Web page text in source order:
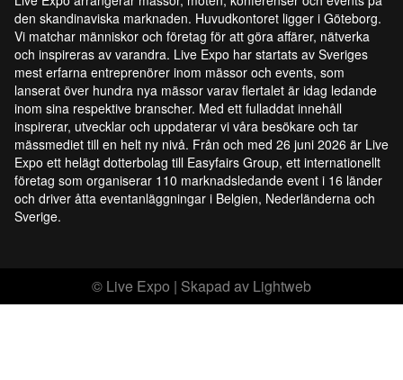
den skandinaviska marknaden. Huvudkontoret ligger i Göteborg.
Vi matchar människor och företag för att göra affärer, nätverka
och inspireras av varandra. Live Expo har startats av Sveriges
mest erfarna entreprenörer inom mässor och events, som
lanserat över hundra nya mässor varav flertalet är idag ledande
inom sina respektive branscher. Med ett fulladdat innehåll
inspirerar, utvecklar och uppdaterar vi våra besökare och tar
mässmediet till en helt ny nivå. Från och med 26 juni 2026 är Live
Expo ett helägt dotterbolag till Easyfairs Group, ett internationellt
företag som organiserar 110 marknadsledande event i 16 länder
och driver åtta eventanläggningar i Belgien, Nederländerna och
Sverige.
© Live Expo | Skapad av Lightweb